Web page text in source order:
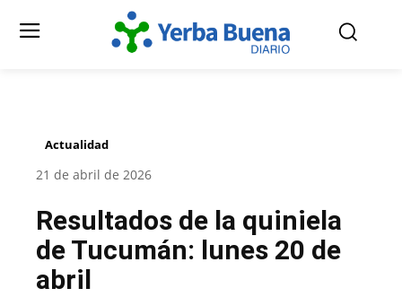
Actualidad
21 de abril de 2026
Resultados de la quiniela
de Tucumán: lunes 20 de
abril